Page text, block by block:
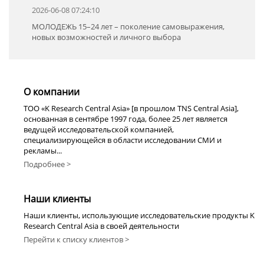
2026-06-08 07:24:10
МОЛОДЕЖЬ 15–24 лет – поколение самовыражения,
новых возможностей и личного выбора
О компании
TOO «K Research Central Asia» [в прошлом TNS Central Asia],
основанная в сентябре 1997 года, более 25 лет является
ведущей исследовательской компанией,
специализирующейся в области исследовании СМИ и
рекламы...
Подробнее >
Наши клиенты
Наши клиенты, использующие исследовательские продукты K
Research Central Asia в своей деятельности
Перейти к списку клиентов >